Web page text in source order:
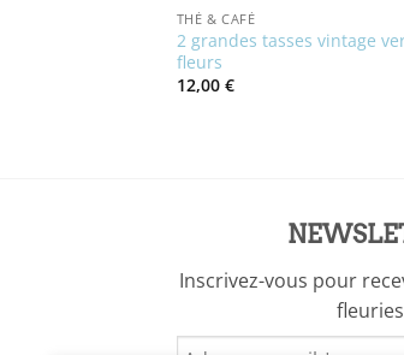
THÉ & CAFÉ
2 grandes tasses vintage
fleurs
12,00 €
Inscrivez-vous pour